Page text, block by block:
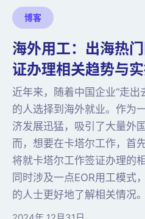
博客
海外用工：出海热
证办理相关趋势与
近年来，随着中国企业“走出
的人选择到海外就业。作为
济发展迅猛，吸引了大量外
而，想要在卡塔尔工作，首
将就卡塔尔工作签证办理的
同时涉及一点EOR用工模式
的人士更好地了解相关情况。